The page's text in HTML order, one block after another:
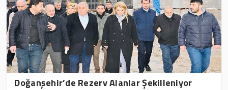
Doğanşehir’de Rezerv Alanlar Şekilleniyor